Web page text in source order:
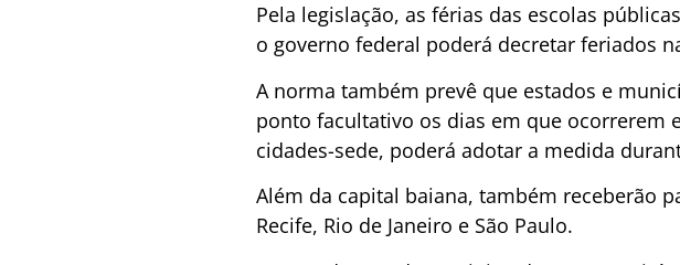
Pela legislação, as férias das escolas
o governo federal poderá decretar feriados
A norma também prevê que estados e
ponto facultativo os dias em que ocorrerem
cidades-sede, poderá adotar a medida
Além da capital baiana, também receberão
Recife, Rio de Janeiro e São Paulo.